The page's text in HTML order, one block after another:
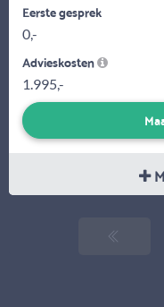
Eerste gesprek
0,-
Advieskosten
1.995,-